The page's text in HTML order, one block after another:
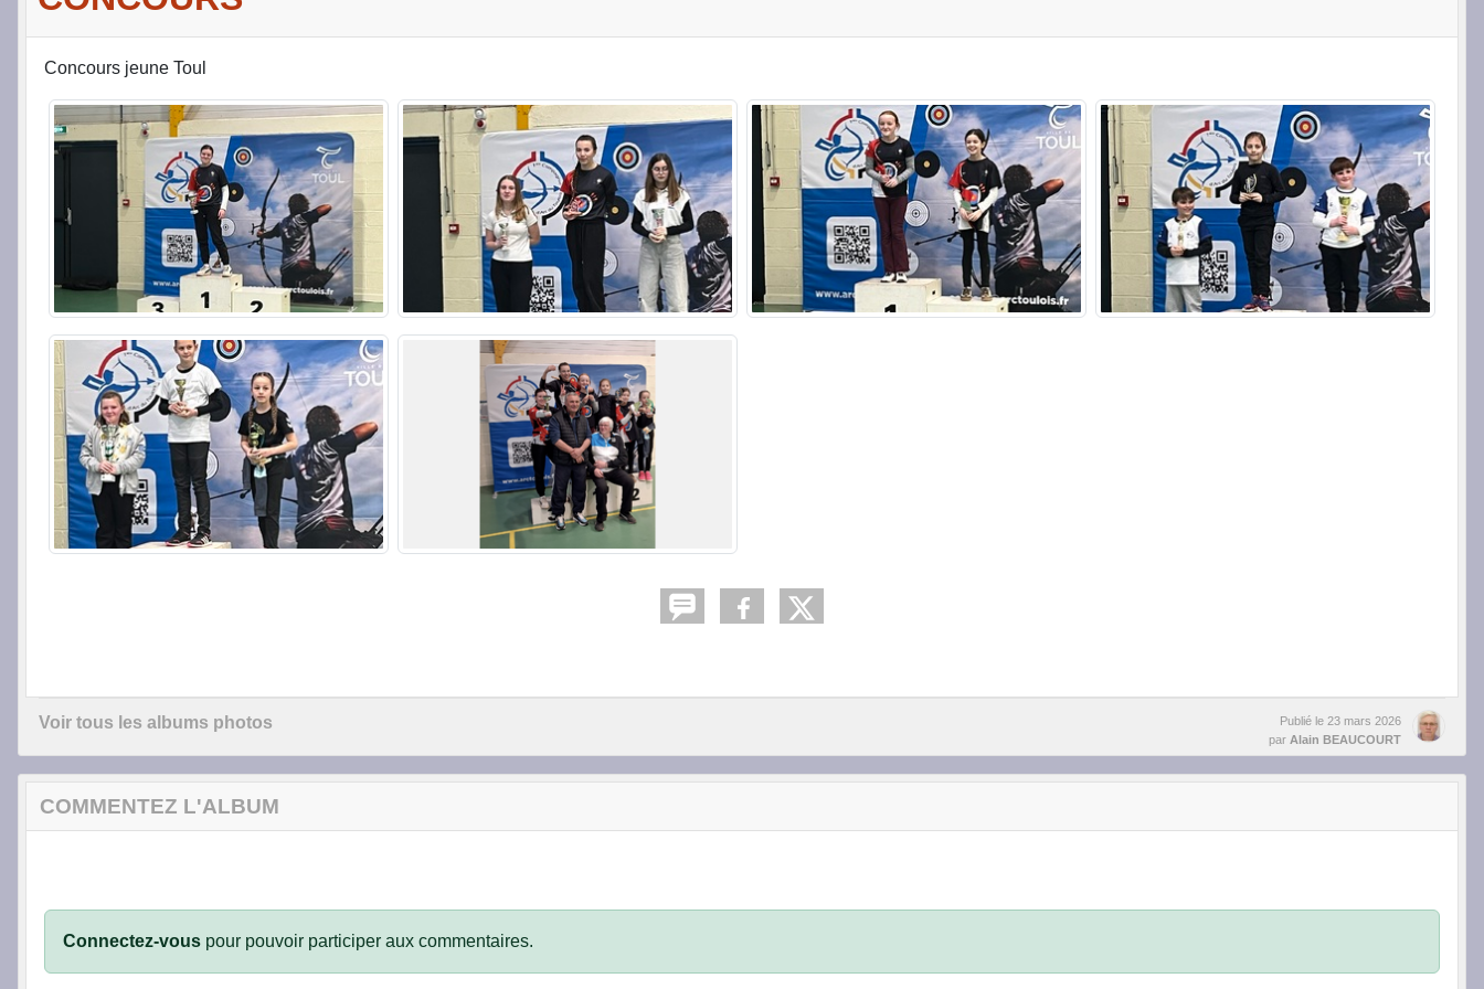
Concours jeune Toul
Voir tous les albums photos Publié le 23 mars 2026
par Alain BEAUCOURT
COMMENTEZ L'ALBUM
Connectez-vous pour pouvoir participer aux commentaires.